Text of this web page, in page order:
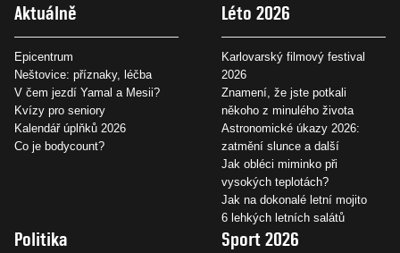
Aktuálně
Epicentrum
Neštovice: příznaky, léčba
V čem jezdí Yamal a Mesii?
Kvízy pro seniory
Kalendář úplňků 2026
Co je bodycount?
Léto 2026
Karlovarský filmový festival
2026
Znamení, že jste potkali
někoho z minulého života
Astronomické úkazy 2026:
zatmění slunce a další
Jak obléci miminko při
vysokých teplotách?
Jak na dokonalé letní mojito
6 lehkých letních salátů
Politika Sport 2026